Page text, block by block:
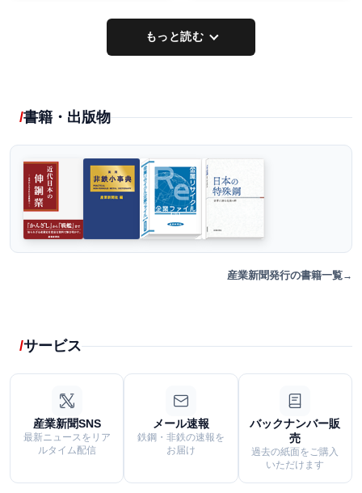
もっと読む
書籍・出版物
産業新聞発行の書籍一覧
サービス
産業新聞SNS
最新ニュースをリア
ルタイム配信
メール速報
鉄鋼・非鉄の速報を
お届け
バックナンバー販
売
過去の紙面をご購入
いただけます